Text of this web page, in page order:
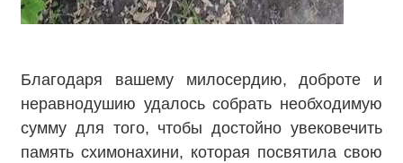
Благодаря вашему милосердию, доброте и
неравнодушию удалось собрать необходимую
сумму для того, чтобы достойно увековечить
память схимонахини, которая посвятила свою